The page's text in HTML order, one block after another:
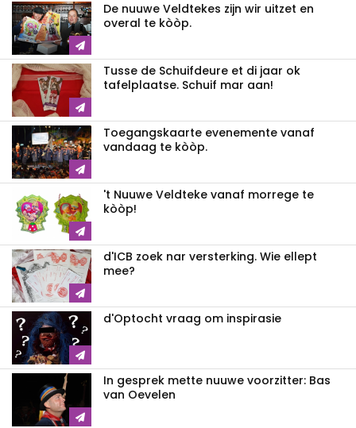
De nuuwe Veldtekes zijn wir uitzet en
overal te kòòp.
Tusse de Schuifdeure et di jaar ok
tafelplaatse. Schuif mar aan!
Toegangskaarte evenemente vanaf
vandaag te kòòp.
't Nuuwe Veldteke vanaf morrege te
kòòp!
d'ICB zoek nar versterking. Wie ellept
mee?
d'Optocht vraag om inspirasie
In gesprek mette nuuwe voorzitter: Bas
van Oevelen